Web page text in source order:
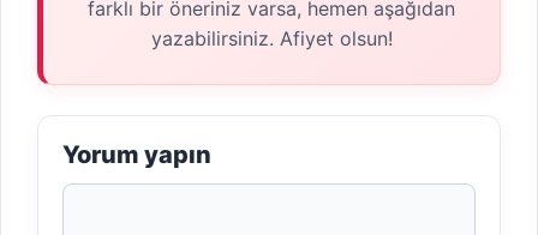
farklı bir öneriniz varsa, hemen aşağıdan
yazabilirsiniz. Afiyet olsun!
Yorum yapın
Yorum